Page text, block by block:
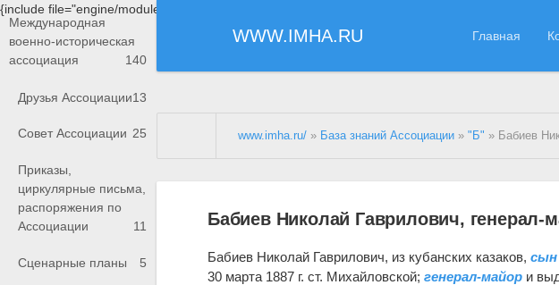
{include file="engine/modules/saperu/head.php"}
WWW.IMHA.RU Главная
Международная
военно-историческая
ассоциация
140
Друзья Ассоциации13
Совет Ассоциации 25
Приказы,
циркулярные письма,
распоряжения по
Ассоциации
11
Сценарные планы 5
www.imha.ru/ » База знаний Ассоциации »"Б" » Бабиев
Бабиев Николай Гаврилович, генерал-
Бабиев Николай Гаврилович, из кубанских казаков,сын
30 марта 1887 г. ст. Михайловской;генерал-майор и